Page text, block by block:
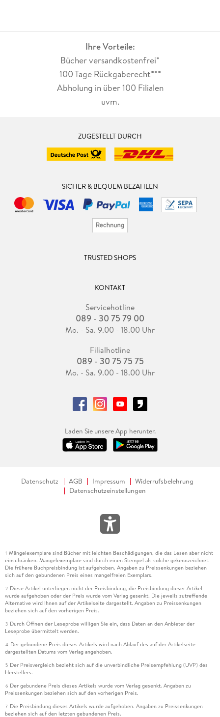
Ihre Vorteile:
Bücher versandkostenfrei*
100 Tage Rückgaberecht***
Abholung in über 100 Filialen
uvm.
ZUGESTELLT DURCH
SICHER & BEQUEM BEZAHLEN
TRUSTED SHOPS
KONTAKT
Servicehotline
089 - 30 75 79 00
Mo. - Sa. 9.00 - 18.00 Uhr
Filialhotline
089 - 30 75 75 75
Mo. - Sa. 9.00 - 18.00 Uhr
Laden Sie unsere App herunter.
Datenschutz AGB Impressum
Widerrufsbelehrung
Datenschutzeinstellungen
1 Mängelexemplare sind Bücher mit leichten Beschädigungen, die das Lesen aber nicht
einschränken. Mängelexemplare sind durch einen Stempel als solche gekennzeichnet.
Die frühere Buchpreisbindung ist aufgehoben. Angaben zu Preissenkungen beziehen
sich auf den gebundenen Preis eines mangelfreien Exemplars.
2 Diese Artikel unterliegen nicht der Preisbindung, die Preisbindung dieser Artikel
wurde aufgehoben oder der Preis wurde vom Verlag gesenkt. Die jeweils zutreffende
Alternative wird Ihnen auf der Artikelseite dargestellt. Angaben zu Preissenkungen
beziehen sich auf den vorherigen Preis.
3 Durch Öffnen der Leseprobe willigen Sie ein, dass Daten an den Anbieter der
Leseprobe übermittelt werden.
4 Der gebundene Preis dieses Artikels wird nach Ablauf des auf der Artikelseite
dargestellten Datums vom Verlag angehoben.
5 Der Preisvergleich bezieht sich auf die unverbindliche Preisempfehlung (UVP) des
Herstellers.
6 Der gebundene Preis dieses Artikels wurde vom Verlag gesenkt. Angaben zu
Preissenkungen beziehen sich auf den vorherigen Preis.
7 Die Preisbindung dieses Artikels wurde aufgehoben. Angaben zu Preissenkungen
beziehen sich auf den letzten gebundenen Preis.